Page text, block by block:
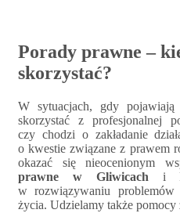
Porady prawne –
skorzystać?
W sytuacjach, gdy
skorzystać z profesjonalnej
czy chodzi o zakładanie
o kwestie związane z prawem
okazać się nieocenionym
prawne w Gliwicach i
w rozwiązywaniu
życia. Udzielamy także pomocy